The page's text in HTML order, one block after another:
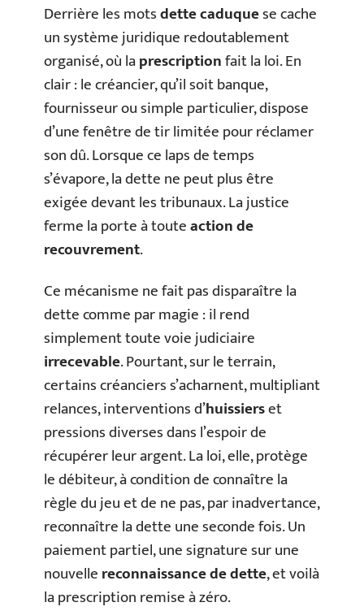
Derrière les motsdette caduquese cache
un système juridique redoutablement
organisé, où laprescriptionfait la loi. En
clair : le créancier, qu’il soit banque,
fournisseur ou simple particulier, dispose
d’une fenêtre de tir limitée pour réclamer
son dû. Lorsque ce laps de temps
s’évapore, la dette ne peut plus être
exigée devant les tribunaux. La justice
ferme la porte à touteaction de
recouvrement.
Ce mécanisme ne fait pas disparaître la
dette comme par magie : il rend
simplement toute voie judiciaire
irrecevable. Pourtant, sur le terrain,
certains créanciers s’acharnent, multipliant
relances, interventions d’huissierset
pressions diverses dans l’espoir de
récupérer leur argent. La loi, elle, protège
le débiteur, à condition de connaître la
règle du jeu et de ne pas, par inadvertance,
reconnaître la dette une seconde fois. Un
paiement partiel, une signature sur une
nouvellereconnaissance de dette, et voilà
la prescription remise à zéro.